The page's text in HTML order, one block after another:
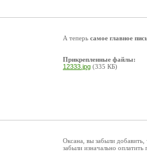
А теперь самое главное
Прикрепленные файлы:
12333.jpg (335 КБ)
Оксана, вы забыли добавить,
забыли изначально